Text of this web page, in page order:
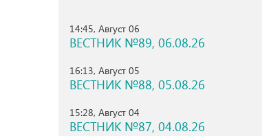
14:45, Август 06
ВЕСТНИК №89, 06.08.26
16:13, Август 05
ВЕСТНИК №88, 05.08.26
15:28, Август 04
ВЕСТНИК №87, 04.08.26